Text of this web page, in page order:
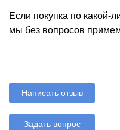
Если покупка по какой-
мы без вопросов
Написать отзыв
Задать вопрос